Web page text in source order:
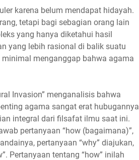
karena belum mendapat hidayah.
tetapi bagi sebagian orang lain
yang hanya diketahui hasil
yang lebih rasional di balik suatu
menganggap bahwa agama
Invasion” menganalisis bahwa
agama sangat erat hubugannya
integral dari filsafat ilmu saat ini.
pertanyaan “how (bagaimana)”,
pertanyaan “why” diajukan,
Pertanyaan tentang “how” inilah